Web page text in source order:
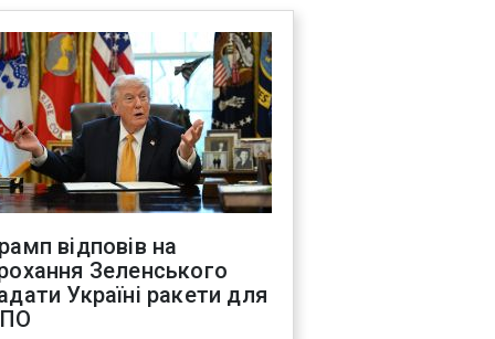
відповів на
Зеленського
Україні ракети для